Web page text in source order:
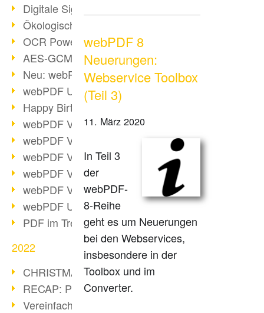
Digitale Signaturen
Ökologischen Abdruck reduzieren
OCR Power für Profis
AES-GCM-Unterstützung (PDF 2.0)
Neu: webPDF Developer Hub
webPDF Update 9.0.0.2898
Happy Birthday, PDF!
webPDF Video-Session 4
webPDF Video-Session 3
webPDF Video-Session 2
webPDF Video-Session 1
webPDF Video-Session Termine
webPDF Update 9.0.0.2843
PDF im Trend
2022
CHRISTMAS 2022 loading
RECAP: PDF Days Europe 2022
Vereinfachung Personalprozesse
webPDF 8
Neuerungen:
Webservice Toolbox
(Teil 3)
11. März 2020
In Teil 3
der
webPDF-
8-Reihe
geht es um Neuerungen
bei den Webservices,
insbesondere in der
Toolbox und im
Converter.